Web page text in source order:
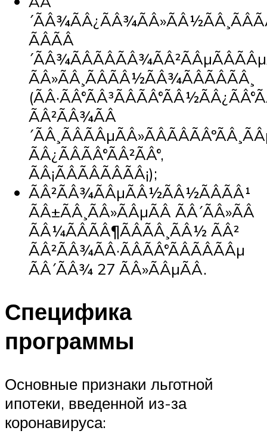
ÃÂÃÂ
ÃÂ»ÃÂ¸ÃÂÃÂ½ÃÂ¾ÃÂÃÂÃÂ¸
ÃÂ²ÃÂ¾ÃÂ
ÃÂ¿ÃÂÃÂ°ÃÂ²ÃÂ°,
ÃÂ¡ÃÂÃÂÃÂÃÂ¡);
ÃÂ²ÃÂ¾ÃÂµÃÂ½ÃÂ½ÃÂÃÂ¹
ÃÂ±ÃÂ¸ÃÂ»ÃÂµÃÂ ÃÂ´ÃÂ»ÃÂ
ÃÂ¼ÃÂÃÂ¶ÃÂÃÂ¸ÃÂ½ ÃÂ²
ÃÂ²ÃÂ¾ÃÂ·ÃÂÃÂ°ÃÂÃÂÃÂµ
ÃÂ´ÃÂ¾ 27 ÃÂ»ÃÂµÃÂ.
Специфика
программы
Основные признаки льготной
ипотеки, введенной из-за
коронавируса: